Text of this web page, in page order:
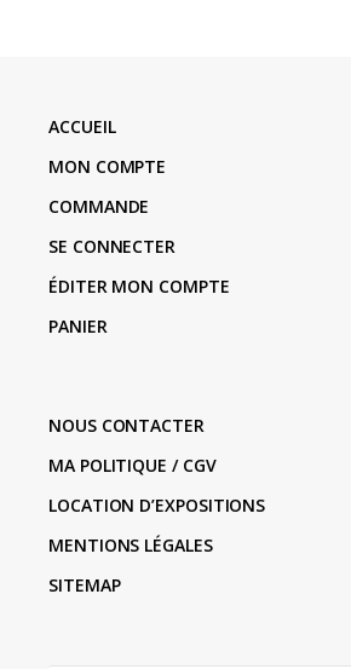
ACCUEIL
MON COMPTE
COMMANDE
SE CONNECTER
ÉDITER MON COMPTE
PANIER
NOUS CONTACTER
MA POLITIQUE / CGV
LOCATION D’EXPOSITIONS
MENTIONS LÉGALES
SITEMAP